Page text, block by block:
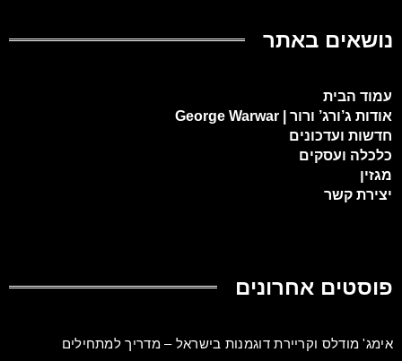
נושאים באתר
עמוד הבית
אודות ג’ורג’ ורור | George Warwar
חדשות ועדכונים
כלכלה ועסקים
מגזין
יצירת קשר
פוסטים אחרונים
אימג' מודלס וקריירת דוגמנות בישראל – מדריך למתחילים